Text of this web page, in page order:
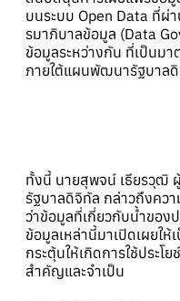
บนระบบ Open Data ที่ผ่
รมาภิบาลข้อมูล (Data
ข้อมูลระหว่างกัน ที่เป็นม
ภายใต้แผนพัฒนารัฐบาลดิ
ทั้งนี้ นายสุพจน์ เธียรวุฒิ
รัฐบาลดิจิทัล กล่าวถึงควา
ว่าข้อมูลที่เกี่ยวกับน้ำของ
ข้อมูลเหล่านี้มาเปิดเผยใ
กระตุ้นให้เกิดการใช้ประโ
สำคัญและจำเป็น